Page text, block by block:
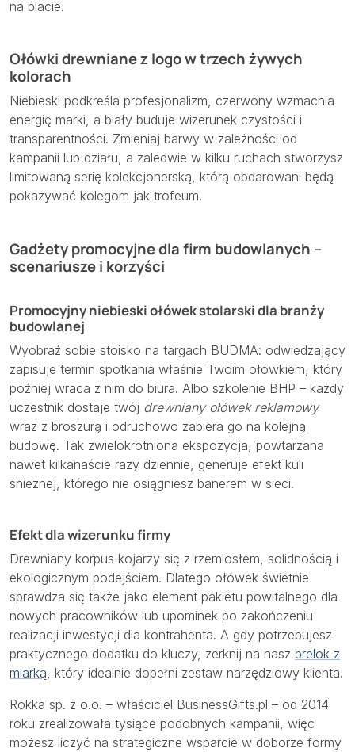
na blacie.
Ołówki drewniane z logo w trzech żywych
kolorach
Niebieski podkreśla profesjonalizm, czerwony wzmacnia
energię marki, a biały buduje wizerunek czystości i
transparentności. Zmieniaj barwy w zależności od
kampanii lub działu, a zaledwie w kilku ruchach stworzysz
limitowaną serię kolekcjonerską, którą obdarowani będą
pokazywać kolegom jak trofeum.
Gadżety promocyjne dla firm budowlanych –
scenariusze i korzyści
Promocyjny niebieski ołówek stolarski dla branży
budowlanej
Wyobraź sobie stoisko na targach BUDMA: odwiedzający
zapisuje termin spotkania właśnie Twoim ołówkiem, który
później wraca z nim do biura. Albo szkolenie BHP – każdy
uczestnik dostaje twój drewniany ołówek reklamowy
wraz z broszurą i odruchowo zabiera go na kolejną
budowę. Tak zwielokrotniona ekspozycja, powtarzana
nawet kilkanaście razy dziennie, generuje efekt kuli
śnieżnej, którego nie osiągniesz banerem w sieci.
Efekt dla wizerunku firmy
Drewniany korpus kojarzy się z rzemiosłem, solidnością i
ekologicznym podejściem. Dlatego ołówek świetnie
sprawdza się także jako element pakietu powitalnego dla
nowych pracowników lub upominek po zakończeniu
realizacji inwestycji dla kontrahenta. A gdy potrzebujesz
praktycznego dodatku do kluczy, zerknij na nasz brelok z
miarką , który idealnie dopełni zestaw narzędziowy klienta.
Rokka sp. z o.o. – właściciel BusinessGifts.pl – od 2014
roku zrealizowała tysiące podobnych kampanii, więc
możesz liczyć na strategiczne wsparcie w doborze formy